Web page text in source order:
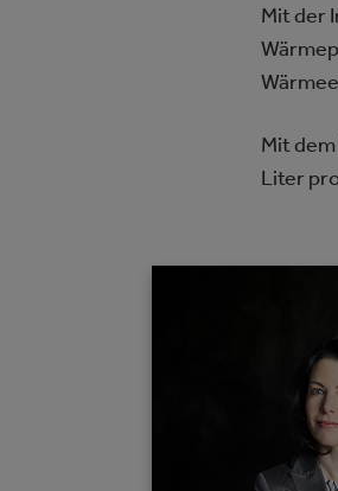
Mit der
Mit
Liter